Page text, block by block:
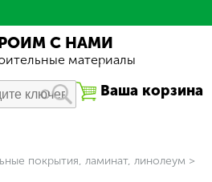
С НАМИ
материалы
Ваша корзина
покрытия, ламинат, линолеум >